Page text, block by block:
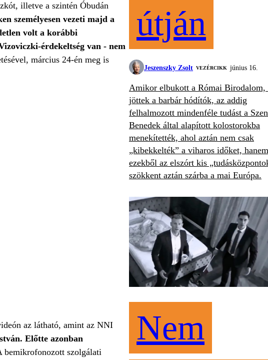
illetve a szintén Óbudán
személyesen vezeti majd a
volt a korábbi
érdekeltség van - nem
március 24-én meg is
az látható, amint az NNI
Előtte azonban
bemikrofonozott szolgálati
útján
Jeszenszky Zsolt VEZÉRCIKK június 16.
Amikor elbukott a Római Birodalom,
jöttek a barbár hódítók, az addig
felhalmozott mindenféle tudást a
Benedek által alapított kolostorokba
menekítették, ahol aztán nem csak
„kibekkelték” a viharos időket, hanem
ezekből az elszórt kis
szökkent aztán szárba a mai Európa.
Nem